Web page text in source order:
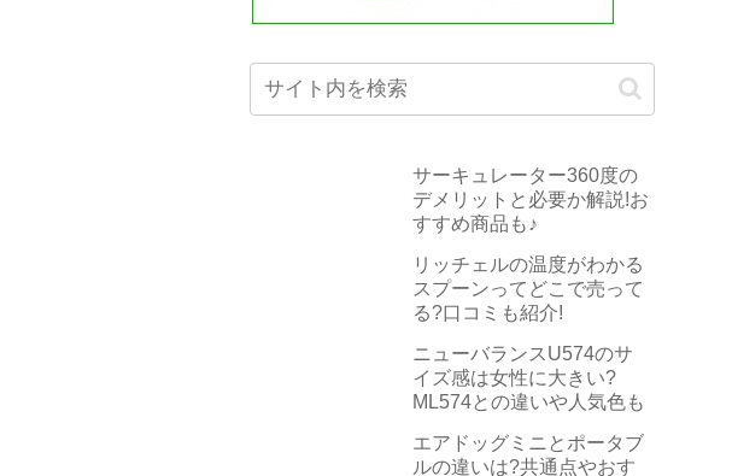
サーキュレーター360度の
デメリットと必要か解説!お
すすめ商品も♪
リッチェルの温度がわかる
スプーンってどこで売って
る?口コミも紹介!
ニューバランスU574のサ
イズ感は女性に大きい?
ML574との違いや人気色も
エアドッグミニとポータブ
ルの違いは?共通点やおす